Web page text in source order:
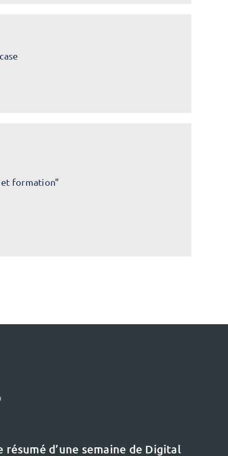
formation"
d’une semaine de Digital